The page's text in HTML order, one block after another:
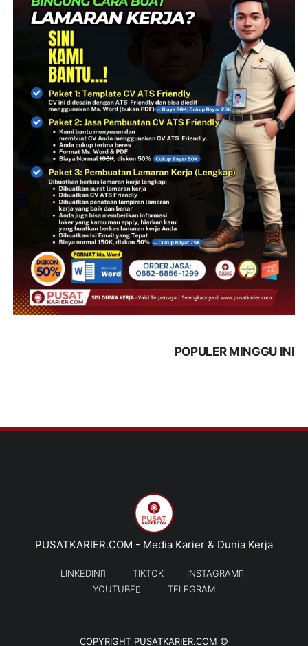
POPULER MINGGU INI
PUSATKARIER.COM - Media Karier & Dunia Kerja
INSTAGRAM
TIKTOK
LINKEDIN
TELEGRAM
YOUTUBE
© COPYRIGHT
PUSATKARIER.COM